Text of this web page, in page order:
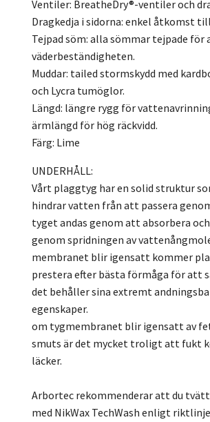
Ventiler: BreatheDry®-ventiler och
Dragkedja i sidorna: enkel åtkomst
Tejpad söm: alla sömmar tejpade för
väderbeständigheten.
Muddar: tailed stormskydd med
och Lycra tumöglor.
Längd: längre rygg för
ärmlängd för hög räckvidd.
Färg: Lime
UNDERHÅLL:
Vårt plaggtyg har en solid struktur
hindrar vatten från att passera
tyget andas genom att absorbera
genom spridningen av
membranet blir igensatt kommer
prestera efter bästa förmåga för att
det behåller sina extremt
egenskaper.
om tygmembranet blir igensatt av
smuts är det mycket troligt att fukt
läcker.
Arbortec rekommenderar att du
med NikWax TechWash enligt